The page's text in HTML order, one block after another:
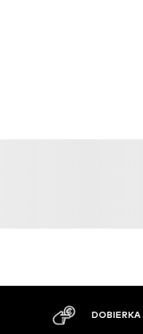
MOŽNOSŤ